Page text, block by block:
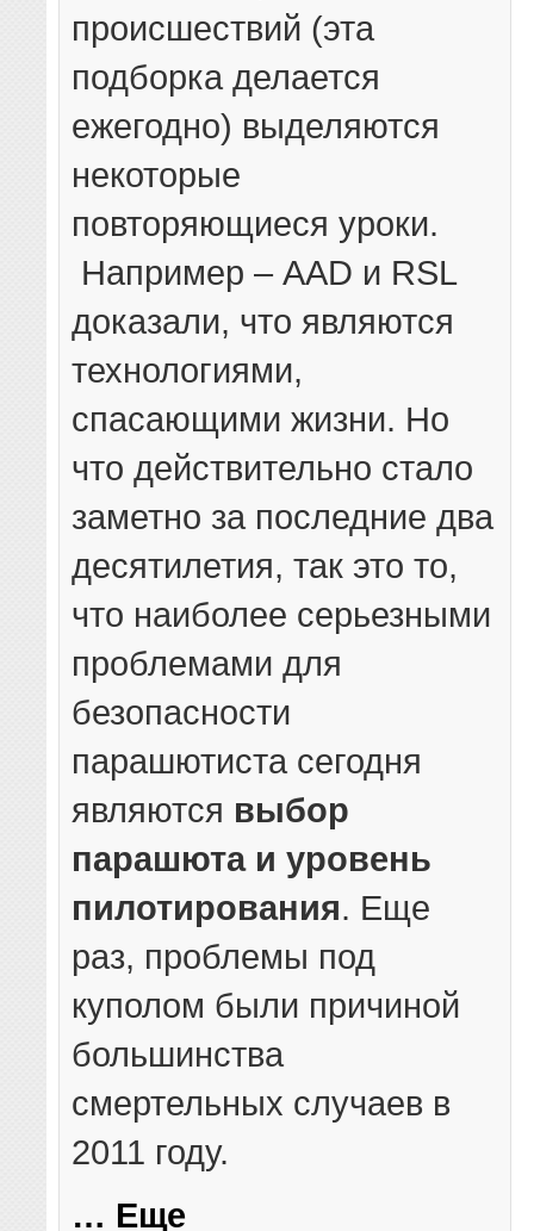
происшествий (эта
подборка делается
ежегодно) выделяются
некоторые
повторяющиеся уроки.
Например – AAD и RSL
доказали, что являются
технологиями,
спасающими жизни. Но
что действительно стало
заметно за последние два
десятилетия, так это то,
что наиболее серьезными
проблемами для
безопасности
парашютиста сегодня
являются выбор
парашюта и уровень
пилотирования. Еще
раз, проблемы под
куполом были причиной
большинства
смертельных случаев в
2011 году.
… Еще